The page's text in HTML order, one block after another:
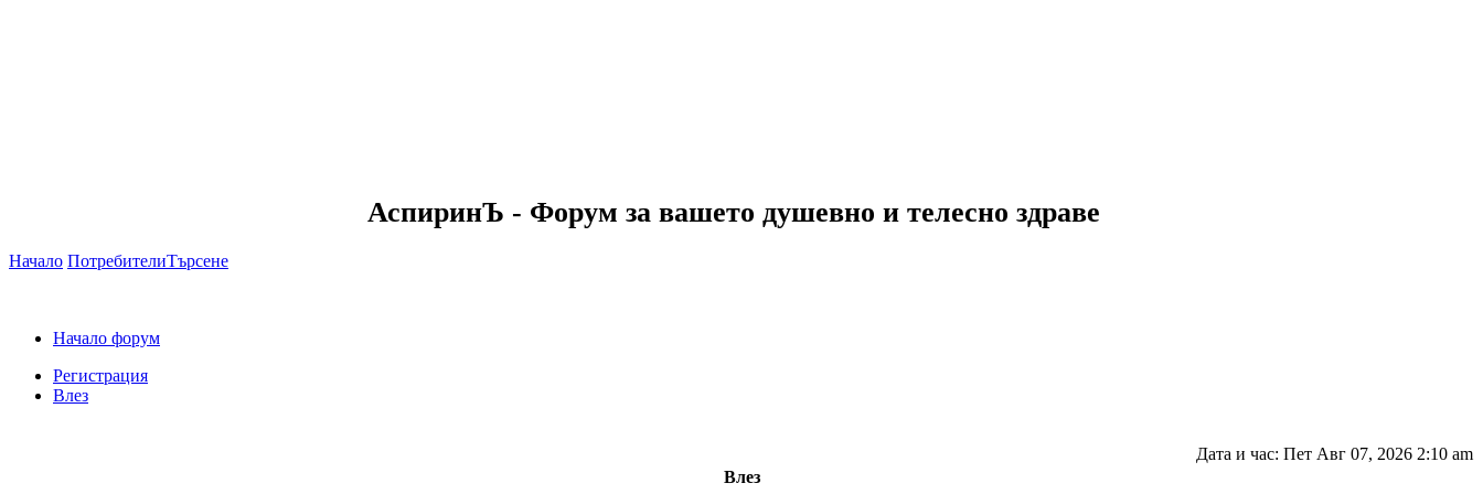
АспиринЪ - Форум за вашето душевно и телесно здраве
Начало ПотребителиТърсене
Начало форум
Регистрация
Влез
Дата и час: Пет Авг 07, 2026 2:10 am
Влез